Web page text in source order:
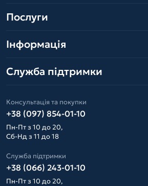
Послуги
Інформація
Служба підтримки
Консультація та покупки
+38 (097) 854-01-10
Пн-Пт з 10 до 20,
Сб-Нд з 11 до 18
Служба підтримки
+38 (066) 243-01-10
Пн-Пт з 10 до 20,